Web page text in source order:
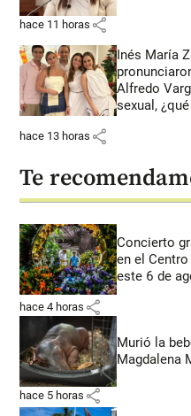
hace 11 horas share
Inés María
Alfredo
sexual,
hace 13 horas share
Te
Concierto
en el
este 6 de
hace 4 horas share
Murió la
Magdalena
hace 5 horas share